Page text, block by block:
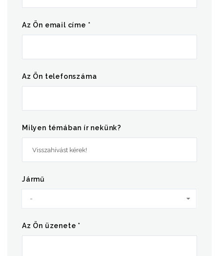
Az Ön email címe *
Az Ön telefonszáma
Milyen témában ír nekünk?
Jármű
-
Az Ön üzenete *